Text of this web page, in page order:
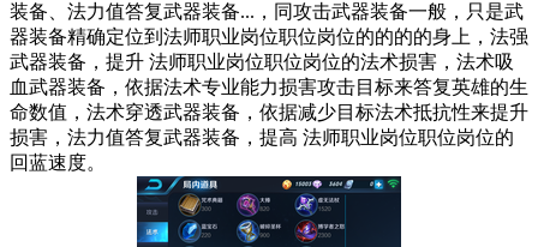
装备、法力值答复武器装备...，同攻击武器装备一般，只是武
器装备精确定位到法师职业岗位职位岗位的的的的身上，法强
武器装备，提升 法师职业岗位职位岗位的法术损害，法术吸
血武器装备，依据法术专业能力损害攻击目标来答复英雄的生
命数值，法术穿透武器装备，依据减少目标法术抵抗性来提升
损害，法力值答复武器装备，提高 法师职业岗位职位岗位的
回蓝速度。